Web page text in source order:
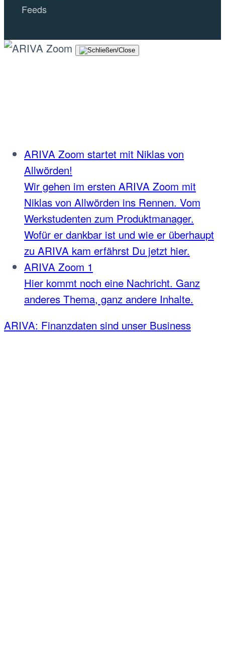
Feeds
ARIVA Zoom startet mit Niklas von
Allwörden!
Wir gehen im ersten ARIVA Zoom mit
Niklas von Allwörden ins Rennen. Vom
Werkstudenten zum Produktmanager.
Wofür er dankbar ist und wie er überhaupt
zu ARIVA kam erfährst Du jetzt hier.
ARIVA Zoom 1
Hier kommt noch eine Nachricht. Ganz
anderes Thema, ganz andere Inhalte.
ARIVA: Finanzdaten sind unser Business